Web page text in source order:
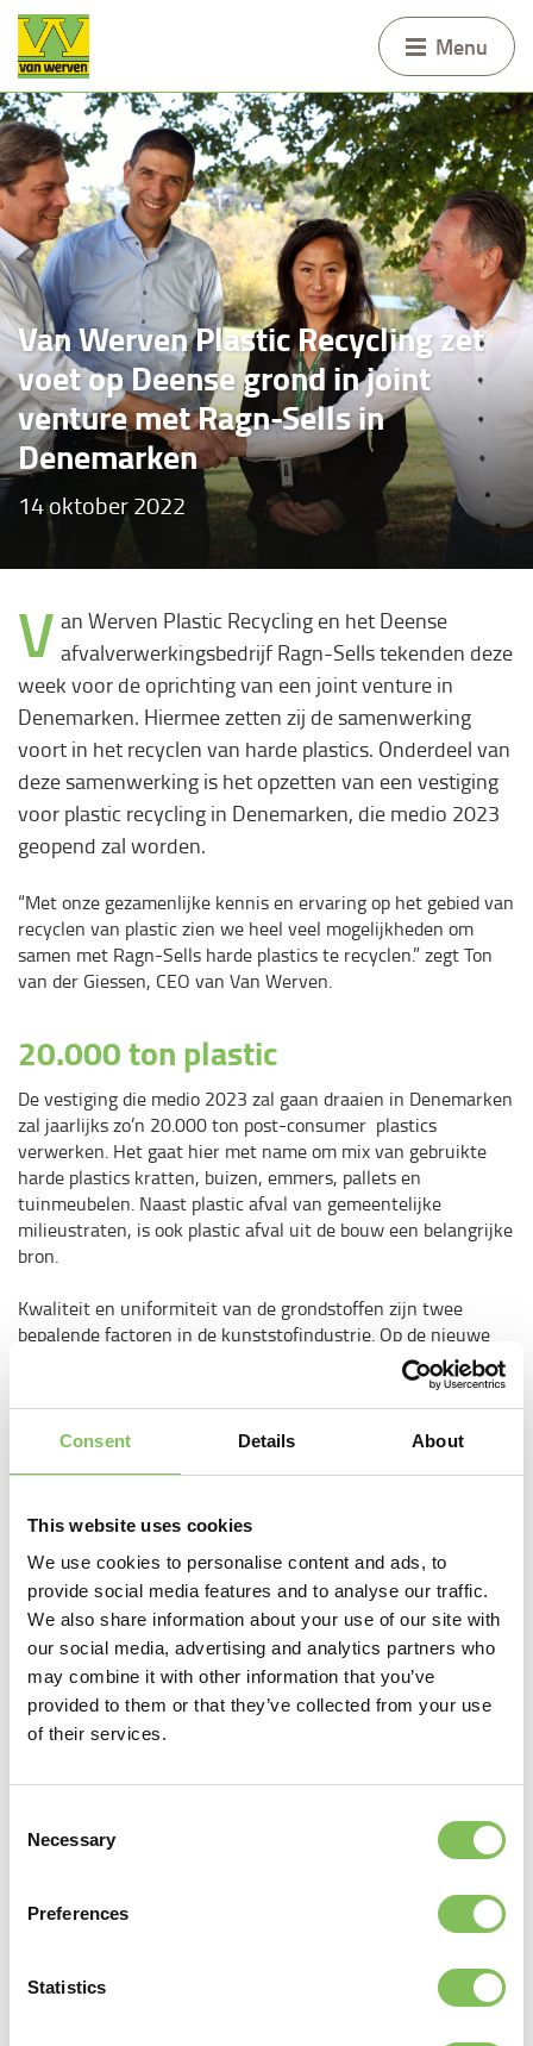
Consent Details About
This website uses cookies
We use cookies to personalise content and ads, to
provide social media features and to analyse our traffic.
We also share information about your use of our site with
our social media, advertising and analytics partners who
may combine it with other information that you’ve
provided to them or that they’ve collected from your use
of their services.
Selection
Necessary
Preferences
Statistics
Menu
Van Werven Plastic Recycling zet
voet op Deense grond in joint
venture met Ragn-Sells in
Denemarken
14 oktober 2022
V an Werven Plastic Recycling en het Deense
afvalverwerkingsbedrijf Ragn-Sells tekenden deze
week voor de oprichting van een joint venture in
Denemarken. Hiermee zetten zij de samenwerking
voort in het recyclen van harde plastics. Onderdeel van
deze samenwerking is het opzetten van een vestiging
voor plastic recycling in Denemarken, die medio 2023
geopend zal worden.
“Met onze gezamenlijke kennis en ervaring op het gebied van
recyclen van plastic zien we heel veel mogelijkheden om
samen met Ragn-Sells harde plastics te recyclen.” zegt Ton
van der Giessen, CEO van Van Werven.
20.000 ton plastic
De vestiging die medio 2023 zal gaan draaien in Denemarken
zal jaarlijks zo’n 20.000 ton post-consumer plastics
verwerken. Het gaat hier met name om mix van gebruikte
harde plastics kratten, buizen, emmers, pallets en
tuinmeubelen. Naast plastic afval van gemeentelijke
milieustraten, is ook plastic afval uit de bouw een belangrijke
bron.
Kwaliteit en uniformiteit van de grondstoffen zijn twee
bepalende factoren in de kunststofindustrie. Op de nieuwe
locatie wordt het plastic afval zo gesorteerd en gereinigd dat
Allemaal binnen Deense grenzen
deze nieuwe locatie, zorgen we ervoor dat het ingezamelde
materiaal lokaal binnen de Deense grenzen wordt gerecycled.
En dat de secundaire grondstof door de Deense
kunststofindustrie kan worden gebruikt om nieuwe
producten te produceren voor verkoop en gebruik in
Denemarken.”
Van Werven internationaal
Van Werven begon 15 jaar geleden met plastic recycling in
Ierland, Zweden en Polen. De vestiging in Denemarken wordt
de zevende locatie waar Van Werven bij betrokken is. Alles bij
produceren van secundaire grondstof ook ruim 237.000 ton
Deel dit bericht